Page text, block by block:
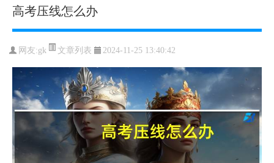
高考压线怎么办
网友:gk 文章列表 2024-11-25 13:40:42